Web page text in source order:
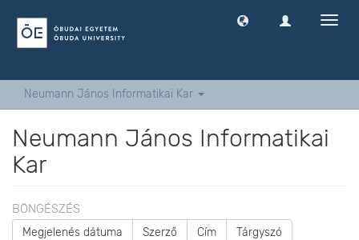
Neumann János Informatikai Kar
Neumann János Informatikai
Kar
BÖNGÉSZÉS
Megjelenés dátuma Szerző Cím Tárgyszó